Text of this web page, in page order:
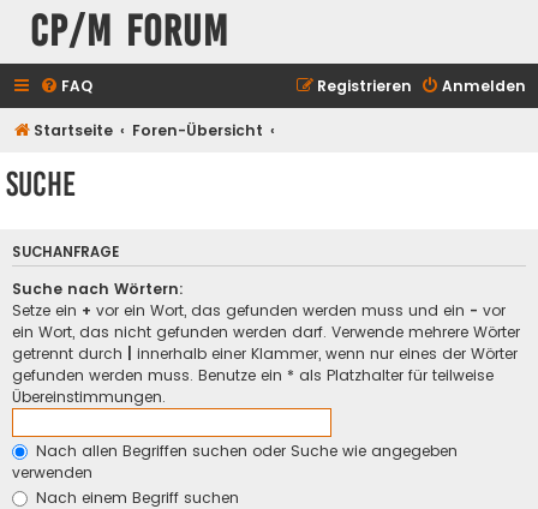
CP/M Forum
FAQ Anmelden
Registrieren
Startseite Foren-Übersicht
Suche
SUCHANFRAGE
Suche nach Wörtern:
Setze ein + vor ein Wort, das gefunden werden muss und ein - vor
ein Wort, das nicht gefunden werden darf. Verwende mehrere Wörter
getrennt durch
innerhalb einer Klammer, wenn nur eines der Wörter
gefunden werden muss. Benutze ein * als Platzhalter für teilweise
Übereinstimmungen.
Nach allen Begriffen suchen oder Suche wie angegeben
verwenden
Nach einem Begriff suchen